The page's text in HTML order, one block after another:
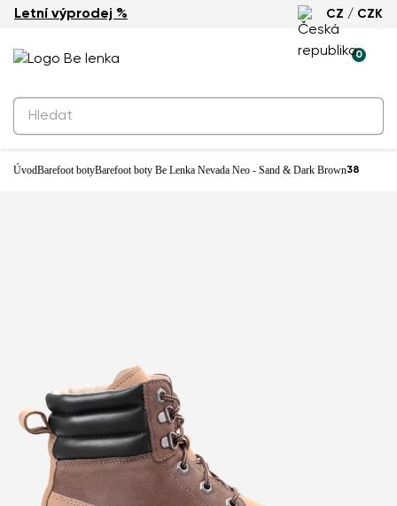
Letní výprodej % CZ / CZK
0
ÚvodBarefoot botyBarefoot boty Be Lenka Nevada Neo - Sand & Dark Brown38
Barefoot boty Be Lenka Nevada Neo -